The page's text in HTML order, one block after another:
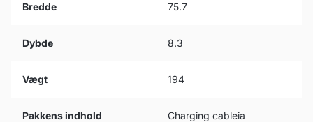
Bredde 75.7
Dybde 8.3
Vægt 194
Pakkens indhold Charging cableia